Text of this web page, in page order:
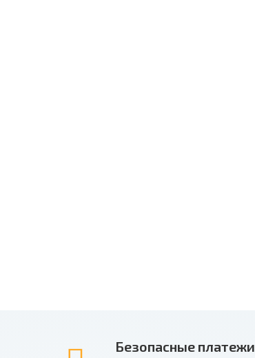
Безопасные платежи